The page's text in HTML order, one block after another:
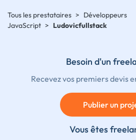
Tous les prestataires > Développeurs
JavaScript > Ludovicfullstack
Besoin d'un
Recevez vos premiers devis
Publier un
Vous êtes